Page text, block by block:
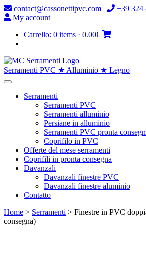
contact@cassonettipvc.com |
+39 324
My account
Carrello: 0 items · 0.00€
Serramenti PVC ★ Alluminio ★ Legno
Serramenti
Serramenti PVC
Serramenti alluminio
Persiane in alluminio
Serramenti PVC pronta
Coprifilo in PVC
Offerte del mese serramenti
Coprifili in pronta consegna
Davanzali
Davanzali finestre PVC
Davanzali finestre aluminio
Contatto
Home > Serramenti > Finestre in PVC
consegna)